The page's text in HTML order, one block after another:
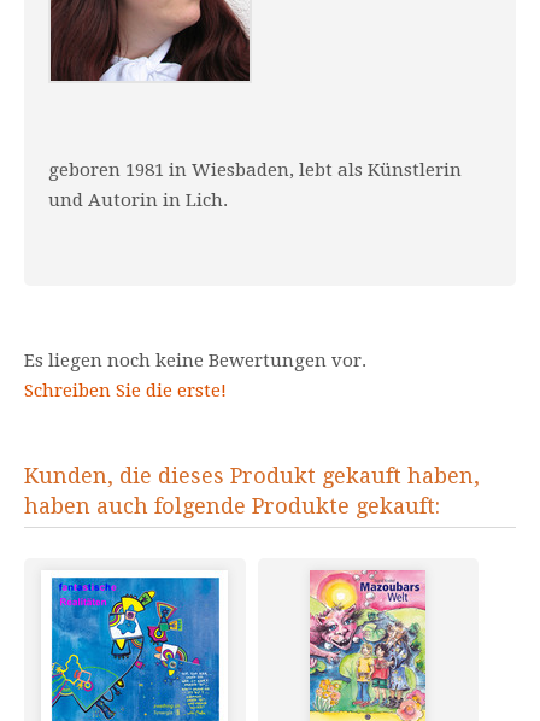
geboren 1981 in Wiesbaden, lebt als Künstlerin
und Autorin in Lich.
Es liegen noch keine Bewertungen vor.
Schreiben Sie die erste!
Kunden, die dieses Produkt gekauft haben,
haben auch folgende Produkte gekauft: